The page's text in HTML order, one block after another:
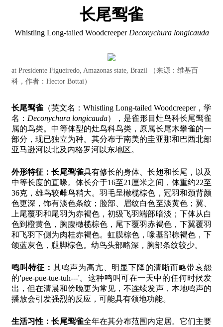
长尾䴕雀
Whistling Long-tailed Woodcreeper Deconychura longicauda
at Presidente Figueiredo, Amazonas state, Brazil （来源：维基百
科，作者：Hector Bottai）
长尾䴕雀 （英文名：Whistling Long-tailed Woodcreeper，学
名： Deconychura longicauda），是雀形目灶鸟科长尾䴕雀
属的鸟类。中等体型的灶鸟科鸟类，原属长尾木攀雀的一
部分，现已独立为种。其分布于南美的圭亚那和巴西北部
亚马逊河以北及内格罗河以东地区。
外形特征：长尾䴕雀具有修长的身体、长翅和长尾，以及
中等长度的直喙。体长介于16至21厘米之间，体重约22至
36克，雄鸟较雌鸟稍大。羽毛呈橄榄棕色，冠羽和颈背颜
色更深，饰有淡色条纹；脸部、眉纹白色至淡黄色；翼、
上尾覆羽和尾羽为赤褐色，初级飞羽端部暗淡；下体从白
色到橙黄色，胸腹橄榄棕色，尾下覆羽赤褐色，下翼覆羽
和飞羽下侧为肉桂赤褐色。虹膜棕色，喙基部棕褐色，下
颌蓝灰色，腿脚棕色。幼鸟头部略深，胸部条纹较少。
鸣叫特征： 其鸣声为高亢、明显下降的清晰而略带哀怨
的'pee-pue-tue-tuh---'。这种鸣叫可在一天中的任何时候发
出，但在清晨和傍晚更为常见，不连续发声，本地鸣声的
播放会引发强烈的反应，可能具有领地功能。
生活习性：长尾䴕雀全年在其分布范围内定居。它们主要